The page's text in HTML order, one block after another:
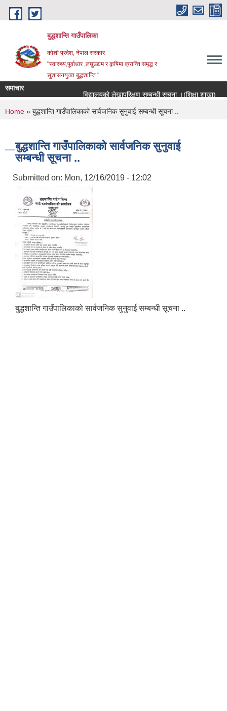
Skip to main content
बुद्धशान्ति गाउँपालिका
कोशी प्रदेश, नेपाल सरकार
"स्वास्थ्य,पूर्वाधार ,लघुउद्यम र कृषिमा क्रान्ति:समृद्ध र
सुशासनयुक्त बुद्धशान्ति "
समाचार
विद्यालयको लेखापरिक्षण सम्बन्धी सूचना ।(शिक्षा शाखा)
You are here
Home » बुद्धशान्ति गाउँपालिकाको सार्वजनिक सुनुवाई सम्बन्धी सूचना ..
बुद्धशान्ति गाउँपालिकाको सार्वजनिक सुनुवाई
सम्बन्धी सूचना ..
Submitted on: Mon, 12/16/2019 - 12:02
बुद्धशान्ति गाउँपालिकाको सार्वजनिक सुनुवाई सम्बन्धी सूचना ..